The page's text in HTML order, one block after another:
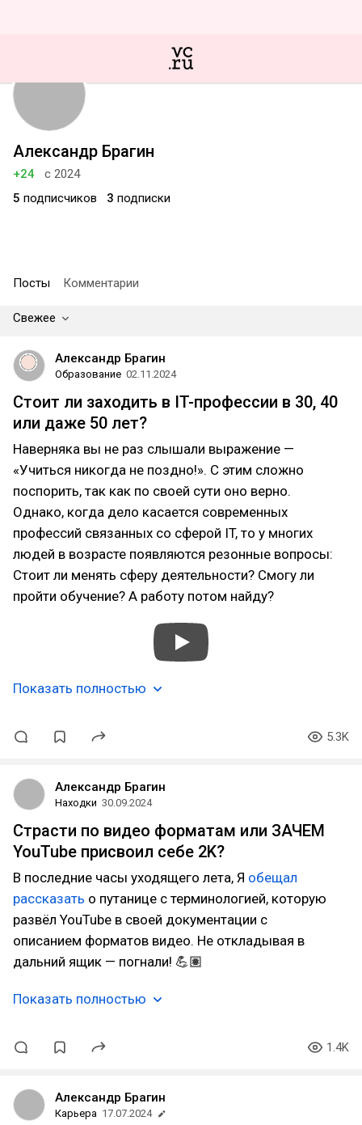
Александр Брагин
+24
с 2024
5 подписчиков 3 подписки
Посты Комментарии
Свежее
Александр Брагин
Образование 02.11.2024
Стоит ли заходить в IT-профессии в 30, 40
или даже 50 лет?
Наверняка вы не раз слышали выражение —
«Учиться никогда не поздно!». С этим сложно
поспорить, так как по своей сути оно верно.
Однако, когда дело касается современных
профессий связанных со сферой IT, то у многих
людей в возрасте появляются резонные вопросы:
Стоит ли менять сферу деятельности? Смогу ли
пройти обучение? А работу потом найду?
Показать полностью
5.3K
Александр Брагин
Находки 30.09.2024
Страсти по видео форматам или ЗАЧЕМ
YouTube присвоил себе 2K?
В последние часы уходящего лета, Я обещал
рассказать о путанице с терминологией, которую
развёл YouTube в своей документации с
описанием форматов видео. Не откладывая в
дальний ящик — погнали! 💪🏽
Показать полностью
1.4K
Александр Брагин
Карьера 17.07.2024